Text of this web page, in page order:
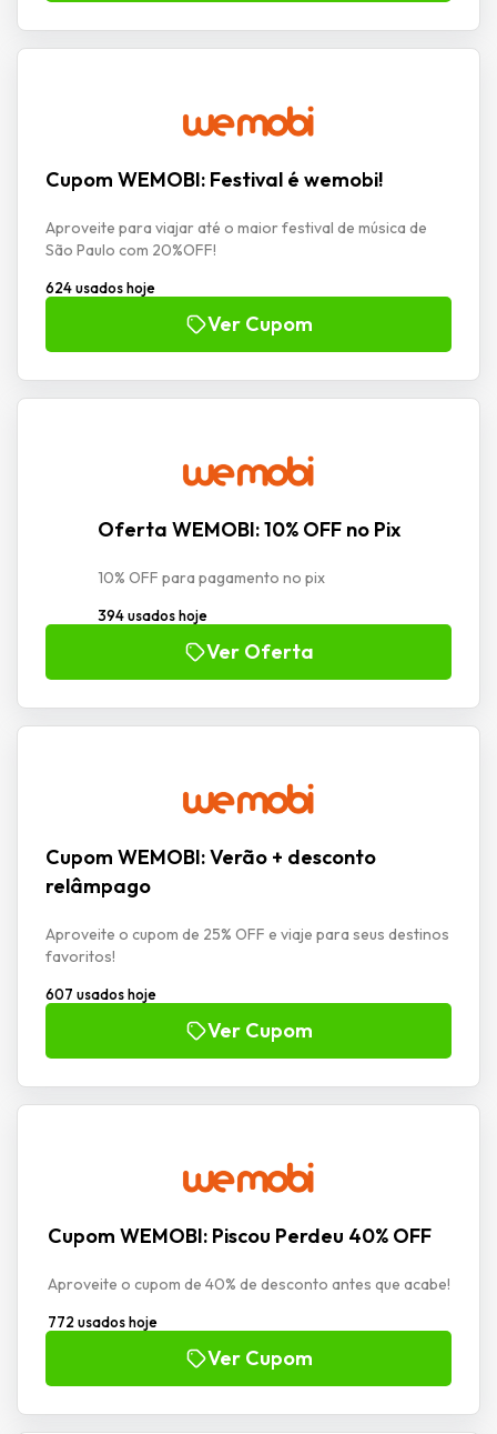
Cupom WEMOBI: Festival é wemobi!
Aproveite para viajar até o maior festival de música de
São Paulo com 20%OFF!
624 usados hoje
Ver Cupom
Oferta WEMOBI: 10% OFF no Pix
10% OFF para pagamento no pix
394 usados hoje
Ver Oferta
Cupom WEMOBI: Verão + desconto
relâmpago
Aproveite o cupom de 25% OFF e viaje para seus destinos
favoritos!
607 usados hoje
Ver Cupom
Cupom WEMOBI: Piscou Perdeu 40% OFF
Aproveite o cupom de 40% de desconto antes que acabe!
772 usados hoje
Ver Cupom